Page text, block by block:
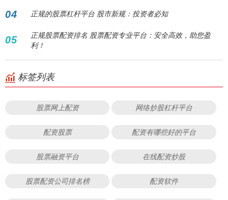
04 正规的股票杠杆平台 股市新规：投资者必知
05
正规股票配资排名 股票配资专业平台：安全高效，助您盈
利！
标签列表
股票网上配资 网络炒股杠杆平台
配资股票 配资有哪些好的平台
股票融资平台 在线配资炒股
股票配资公司排名榜 配资软件